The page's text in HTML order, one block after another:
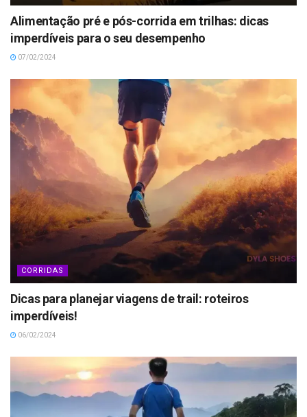
Alimentação pré e pós-corrida em trilhas: dicas
imperdíveis para o seu desempenho
07/02/2024
CORRIDAS
Dicas para planejar viagens de trail: roteiros
imperdíveis!
06/02/2024